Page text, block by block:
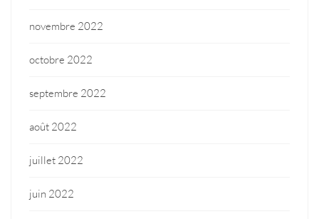
novembre 2022
octobre 2022
septembre 2022
août 2022
juillet 2022
juin 2022